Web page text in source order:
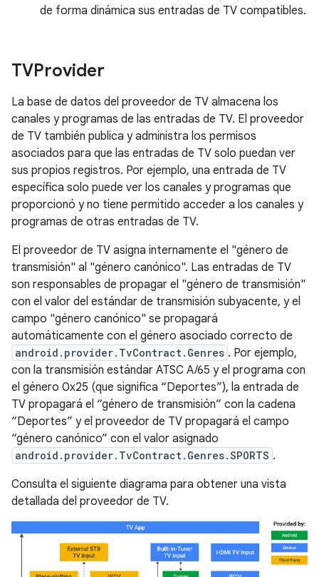
de forma dinámica sus entradas de TV compatibles.
TVProvider
La base de datos del proveedor de TV almacena los
canales y programas de las entradas de TV. El proveedor
de TV también publica y administra los permisos
asociados para que las entradas de TV solo puedan ver
sus propios registros. Por ejemplo, una entrada de TV
específica solo puede ver los canales y programas que
proporcionó y no tiene permitido acceder a los canales y
programas de otras entradas de TV.
El proveedor de TV asigna internamente el "género de
transmisión" al "género canónico". Las entradas de TV
son responsables de propagar el "género de transmisión"
con el valor del estándar de transmisión subyacente, y el
campo "género canónico" se propagará
automáticamente con el género asociado correcto de
android.provider.TvContract.Genres . Por ejemplo,
con la transmisión estándar ATSC A/65 y el programa con
el género 0x25 (que significa “Deportes”), la entrada de
TV propagará el “género de transmisión” con la cadena
“Deportes” y el proveedor de TV propagará el campo
“género canónico” con el valor asignado
android.provider.TvContract.Genres.SPORTS .
Consulta el siguiente diagrama para obtener una vista
detallada del proveedor de TV.